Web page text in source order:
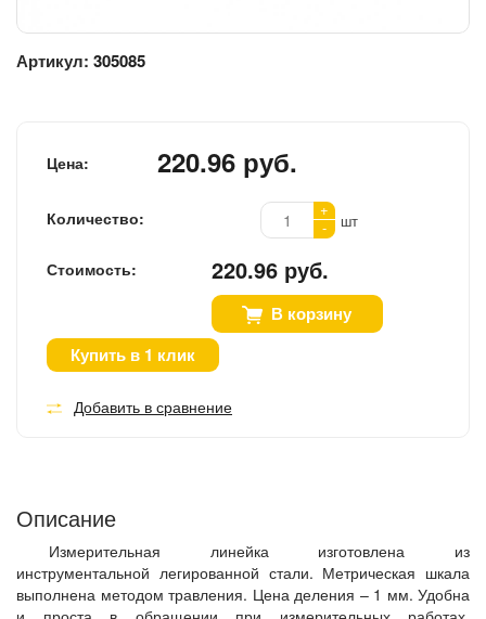
Артикул: 305085
Цена: 220.96 руб.
Количество:
+
-
шт
Стоимость: 220.96 руб.
В корзину
Купить в 1 клик
Добавить в сравнение
Описание
Измерительная линейка изготовлена из
инструментальной легированной стали. Метрическая шкала
выполнена методом травления. Цена деления – 1 мм. Удобна